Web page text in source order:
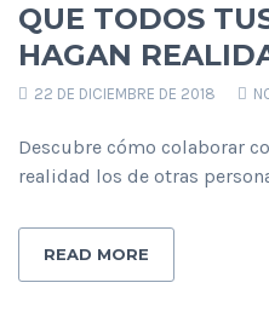
QUE TODOS
HAGAN
22 DE DICIEMBRE DE 2018
Descubre cómo colaborar
realidad los de otras
READ MORE